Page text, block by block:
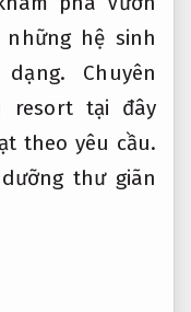
những hệ sinh
Chuyên
resort tại đây
theo yêu cầu.
thư giãn